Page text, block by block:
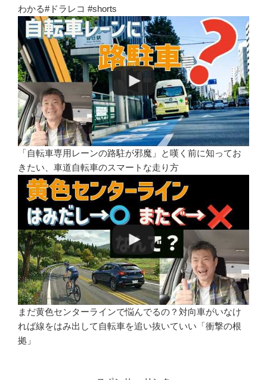
わかる#ドラレコ #shorts
「自転車専用レーンの路駐が邪魔」と嘆く前に知ってお
きたい、車道自転車のスマートな走り方
まだ黄色センターラインで悩んでるの？対向車がいなけ
れば線をはみ出して自転車を追い抜いていい「衝撃の根
拠」